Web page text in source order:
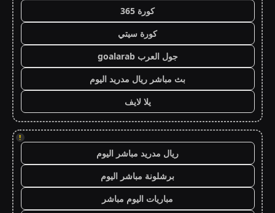
كورة 365
كورة سيتي
جول العرب goalarab
بث مباشر ريال مدريد اليوم
يلا لايف
!
ريال مدريد مباشر اليوم
برشلونة مباشر اليوم
مباريات اليوم مباشر